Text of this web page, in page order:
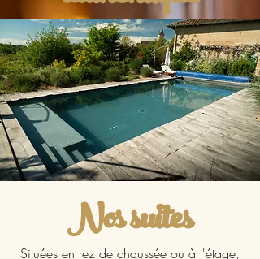
Nos suites
Situées en rez de chaussée ou à l'étage,